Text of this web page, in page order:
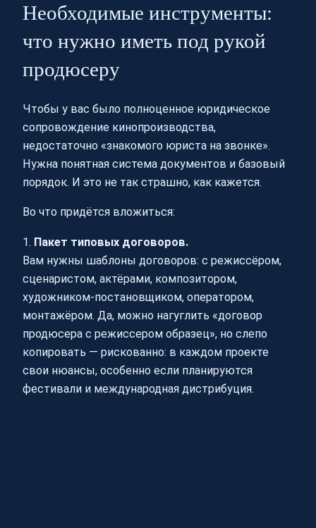
Необходимые инструменты:
что нужно иметь под рукой
продюсеру
Чтобы у вас было полноценное юридическое
сопровождение кинопроизводства,
недостаточно «знакомого юриста на звонке».
Нужна понятная система документов и базовый
порядок. И это не так страшно, как кажется.
Во что придётся вложиться:
1. Пакет типовых договоров.
Вам нужны шаблоны договоров: с режиссёром,
сценаристом, актёрами, композитором,
художником-постановщиком, оператором,
монтажёром. Да, можно нагуглить «договор
продюсера с режиссером образец», но слепо
копировать — рискованно: в каждом проекте
свои нюансы, особенно если планируются
фестивали и международная дистрибуция.